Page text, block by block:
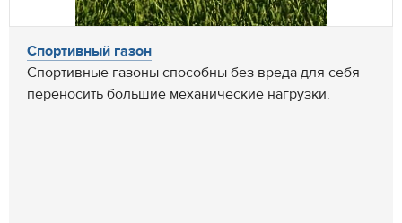
Спортивный газон
Спортивные газоны способны без вреда для себя
переносить большие механические нагрузки.